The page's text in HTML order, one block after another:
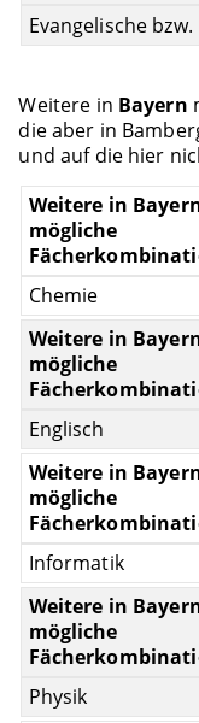
Evangelische
Weitere in Bayern
die aber in
und auf die hier
Chemie
Englisch
Informatik
Physik